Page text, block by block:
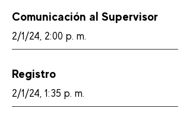
Comunicación al Supervisor
2/1/24, 2:00 p. m.
Registro
2/1/24, 1:35 p. m.